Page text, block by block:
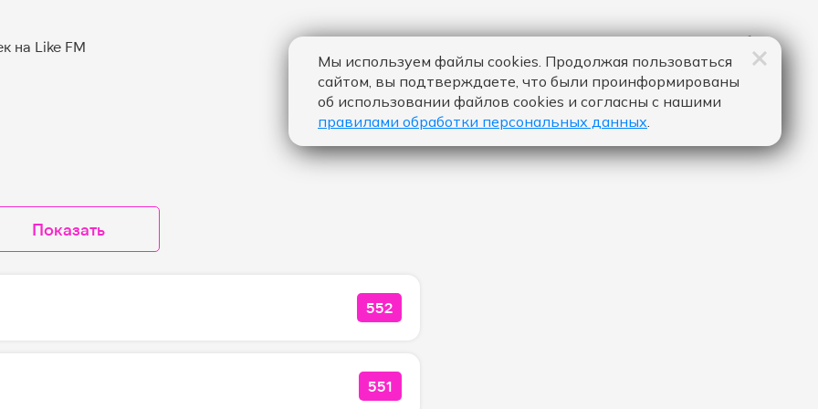
Показать
КОЛИЧЕСТВО ЛАЙКОВ ЗА "DAI DAI - SHAKIRA & BURNA BOY":
552
КОЛИЧЕСТВО ЛАЙКОВ ЗА "DRACULA (JENNIE REMIX) - TAME
551
Мы используем файлы cookies. Продолжая пользоваться
сайтом, вы подтверждаете, что были проинформированы
об использовании файлов cookies и согласны с нашими
правилами обработки персональных данных.